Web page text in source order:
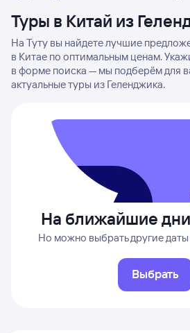
Туры в Китай из
На Туту вы найдете лучшие
в Китае по оптимальным ценам.
в форме поиска — мы подберём для
актуальные туры из Геленджика.
На ближайшие
Но можно выбрать другие
Выбрать